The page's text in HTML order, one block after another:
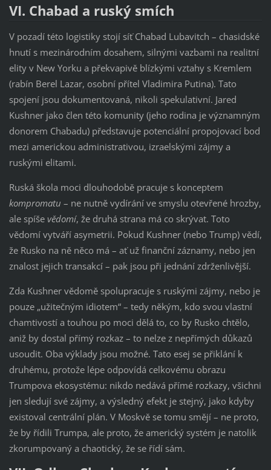
VI. Chabad a ruský smích
V pozadí této logistiky stojí síť Chabad Lubavitch – chasidské
hnutí s mezinárodním dosahem, silnými vazbami na realitní
elity v New Yorku a překvapivě blízkými vztahy s Kremlem
(rabín Berel Lazar, osobní přítel Vladimira Putina). Tato
spojení jsou dokumentovaná, nikoli spekulativní. Jared
Kushner jako člen této komunity (jeho rodina je významným
donorem Chabadu) představuje potenciální propojovací bod
mezi americkou administrativou, izraelskými zájmy a
ruskými elitami.
Ruská škola moci dlouhodobě pracuje s konceptem
kompromatu – ne nutně vydírání ve smyslu otevřené hrozby,
ale spíše vědomí, že druhá strana má co skrývat. Toto
vědomí vytváří asymetrii. Pokud Kushner (nebo Trump) vědí,
že Rusko na ně něco má – ať už finanční záznamy, nebo jen
znalost jejich transakcí – pak jsou při jednání zdrženlivější.
Zda Kushner vědomě spolupracuje s ruskými zájmy, nebo je
pouze „užitečným idiotem“ – tedy někým, kdo svou vlastní
chamtivostí a touhou po moci dělá to, co by Rusko chtělo,
aniž by dostal přímý rozkaz – to nelze z nepřímých důkazů
usoudit. Oba výklady jsou možné. Tato esej se přiklání k
druhému, protože lépe odpovídá celkovému obrazu
Trumpova ekosystému: nikdo nedává přímé rozkazy, všichni
jen sledují své zájmy, a výsledný efekt je stejný, jako kdyby
existoval centrální plán. V Moskvě se tomu smějí – ne proto,
že by řídili Trumpa, ale proto, že americký systém je natolik
zkorumpovaný a chaotický, že se řídí sám.